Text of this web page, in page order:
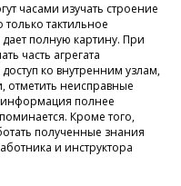
часами изучать строение
тактильное
полную картину. При
часть агрегата
ко внутренним узлам,
отметить неисправные
полнее
Кроме того,
полученные знания
и инструктора